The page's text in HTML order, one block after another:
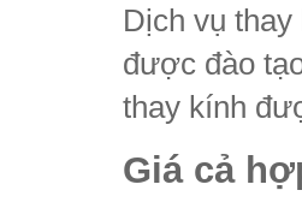
Dịch vụ
được đào
thay kính
Giá cả